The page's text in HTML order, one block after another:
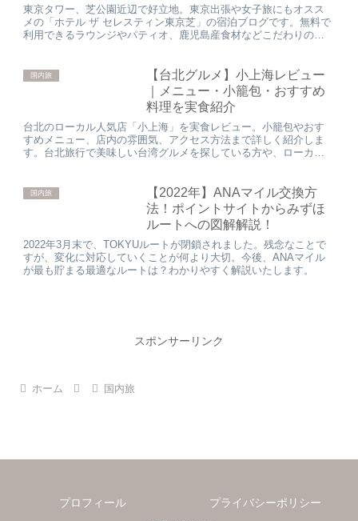
東京タワー、芝公園近辺で好立地。東京出張や女子旅にもオスス
メの「ホテル ザ セレスティン東京芝」の宿泊ブログです。無料で
利用できるラウンジやパティオ、鹿児島産食材などこだわりの朝
国内旅
【台北グルメ】小上海レビュー
｜メニュー・小籠包・おすすめ
料理を実食紹介
台北のローカル人気店「小上海」を実食レビュー。小籠包やおす
すめメニュー、店内の雰囲気、アクセス方法まで詳しく紹介しま
す。台北旅行で美味しい台湾グルメを探している方や、ローカル
国内旅
【2022年】ANAマイル交換方
法！ポイントサイトからみずほ
ルートへの図解解説！
2022年3月末で、TOKYUルートが閉鎖されました。残念なことで
すが、変化に対応していくことが何より大切。今後、ANAマイル
が最も貯まる最適なルートは？わかりやすく解説いたします。
スポンサーリンク
ホーム 国内旅
プロフィール
プライバシーポリシー